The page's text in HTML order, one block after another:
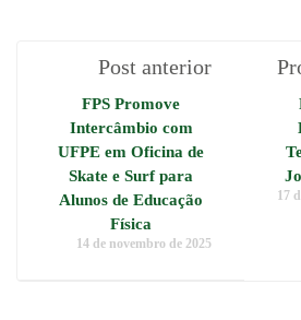
Post anterior
FPS Promove
Intercâmbio com
UFPE em Oficina de
Skate e Surf para
Alunos de Educação
Física
14 de novembro de 2025
17